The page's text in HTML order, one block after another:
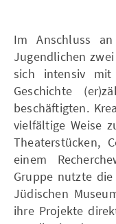
Im Anschluss
Jugendlichen
sich intensiv
Geschichte
beschäftigten.
vielfältige Weise
Theaterstücken,
einem
Gruppe nutzte
Jüdischen
ihre Projekte